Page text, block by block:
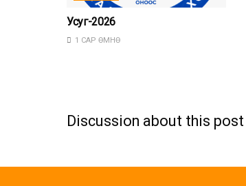
Усуг-2026
1 САР ӨМНӨ
Discussion about this post